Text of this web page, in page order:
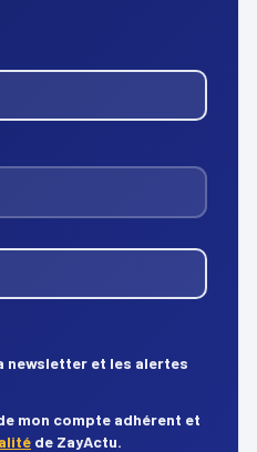
newsletter et les alertes
mon compte adhérent et
de ZayActu.